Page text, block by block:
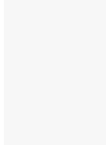
Полученные оригиналы мы
готовой компании будет
При подписании
Гонконге, компания будет
владельцам на следующий
Регистрация новой
занимает изготовление
. Если Вы хотите
не через 3 дня, а на
документов и оплаты, Вам
регистрации, услуга